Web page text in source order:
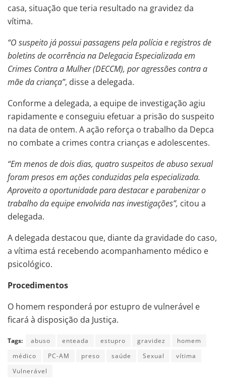
casa, situação que teria resultado na gravidez da
vítima.
“O suspeito já possui passagens pela polícia e registros de
boletins de ocorrência na Delegacia Especializada em
Crimes Contra a Mulher (DECCM), por agressões contra a
mãe da criança”, disse a delegada.
Conforme a delegada, a equipe de investigação agiu
rapidamente e conseguiu efetuar a prisão do suspeito
na data de ontem. A ação reforça o trabalho da Depca
no combate a crimes contra crianças e adolescentes.
“Em menos de dois dias, quatro suspeitos de abuso sexual
foram presos em ações conduzidas pela especializada.
Aproveito a oportunidade para destacar e parabenizar o
trabalho da equipe envolvida nas investigações”, citou a
delegada.
A delegada destacou que, diante da gravidade do caso,
a vítima está recebendo acompanhamento médico e
psicológico.
Procedimentos
O homem responderá por estupro de vulnerável e
ficará à disposição da Justiça.
Tags: abuso enteada estupro gravidez
homem
médico
PC-AM preso saúde Sexual
vítima
Vulnerável